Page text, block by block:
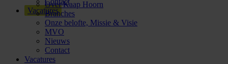
Vacatures
Over Kaap Hoorn
Branches
Onze belofte, Missie & Visie
MVO
Nieuws
Contact
Vacatures